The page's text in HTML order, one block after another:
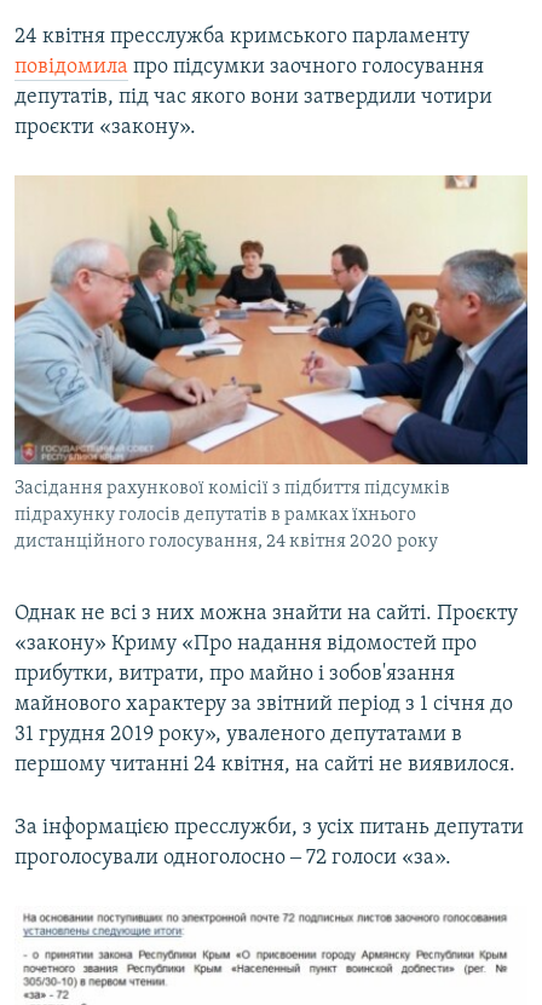
24 квітня пресслужба кримського парламенту
повідомила про підсумки заочного голосування
депутатів, під час якого вони затвердили чотири
проєкти «закону».
Засідання рахункової комісії з підбиття підсумків
підрахунку голосів депутатів в рамках їхнього
дистанційного голосування, 24 квітня 2020 року
Однак не всі з них можна знайти на сайті. Проєкту
«закону» Криму «Про надання відомостей про
прибутки, витрати, про майно і зобов'язання
майнового характеру за звітний період з 1 січня до
31 грудня 2019 року», уваленого депутатами в
першому читанні 24 квітня, на сайті не виявилося.
За інформацією пресслужби, з усіх питань депутати
проголосували одноголосно ‒ 72 голоси «за».